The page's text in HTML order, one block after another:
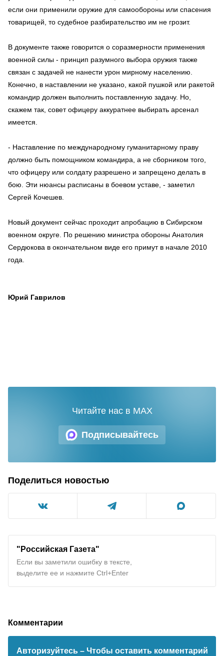
если они применили оружие для самообороны или спасения
товарищей, то судебное разбирательство им не грозит.
В документе также говорится о соразмерности применения
военной силы - принцип разумного выбора оружия также
связан с задачей не нанести урон мирному населению.
Конечно, в наставлении не указано, какой пушкой или ракетой
командир должен выполнить поставленную задачу. Но,
скажем так, совет офицеру аккуратнее выбирать арсенал
имеется.
- Наставление по международному гуманитарному праву
должно быть помощником командира, а не сборником того,
что офицеру или солдату разрешено и запрещено делать в
бою. Эти нюансы расписаны в боевом уставе, - заметил
Сергей Кочешев.
Новый документ сейчас проходит апробацию в Сибирском
военном округе. По решению министра обороны Анатолия
Сердюкова в окончательном виде его примут в начале 2010
года.
Юрий Гаврилов
Подписывайтесь
Читайте нас в MAX
Поделиться новостью
"Российская Газета"
Если вы заметили ошибку в тексте,
выделите ее и нажмите Ctrl+Enter
Комментарии
Авторизуйтесь – Чтобы оставить комментарий